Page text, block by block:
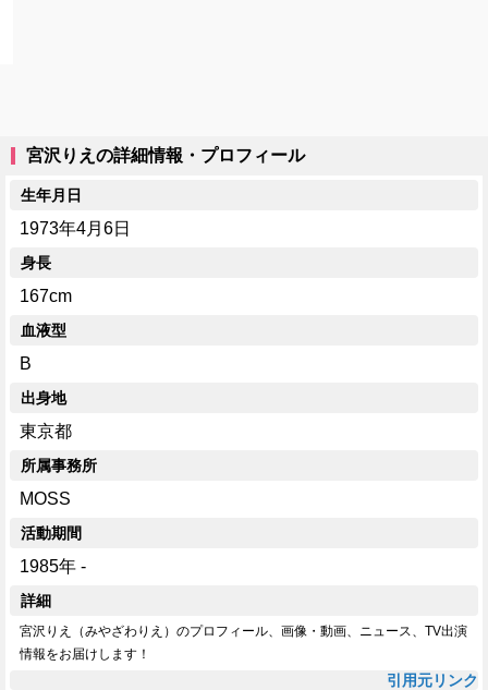
宮沢りえの詳細情報・プロフィール
生年月日
1973年4月6日
身長
167cm
血液型
B
出身地
東京都
所属事務所
MOSS
活動期間
1985年 -
詳細
宮沢りえ（みやざわりえ）のプロフィール、画像・動画、ニュース、TV出演
情報をお届けします！
引用元リンク